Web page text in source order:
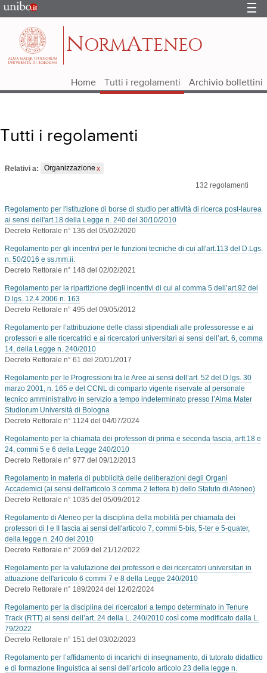
Portale
d'Ateneo
NORMATENEO
Home Tutti i regolamenti Archivio bollettini
Tutti i regolamenti
Relativi a:
Organizzazione
132 regolamenti
Regolamento per l'istituzione di borse di studio per attività di ricerca post-laurea
ai sensi dell'art.18 della Legge n. 240 del 30/10/2010
Decreto Rettorale n° 136 del 05/02/2020
Regolamento per gli incentivi per le funzioni tecniche di cui all'art.113 del D.Lgs.
n. 50/2016 e ss.mm.ii.
Decreto Rettorale n° 148 del 02/02/2021
Regolamento per la ripartizione degli incentivi di cui al comma 5 dell’art.92 del
D.lgs. 12.4.2006 n. 163
Decreto Rettorale n° 495 del 09/05/2012
Regolamento per l’attribuzione delle classi stipendiali alle professoresse e ai
professori e alle ricercatrici e ai ricercatori universitari ai sensi dell’art. 6, comma
14, della Legge n. 240/2010
Decreto Rettorale n° 61 del 20/01/2017
Regolamento per le Progressioni tra le Aree ai sensi dell’art. 52 del D.lgs. 30
marzo 2001, n. 165 e del CCNL di comparto vigente riservate al personale
tecnico amministrativo in servizio a tempo indeterminato presso l’Alma Mater
Studiorum Università di Bologna
Decreto Rettorale n° 1124 del 04/07/2024
Regolamento per la chiamata dei professori di prima e seconda fascia, artt.18 e
24, commi 5 e 6 della Legge 240/2010
Decreto Rettorale n° 977 del 09/12/2013
Regolamento in materia di pubblicità delle deliberazioni degli Organi
Accademici (ai sensi dell'articolo 3 comma 2 lettera b) dello Statuto di Ateneo)
Decreto Rettorale n° 1035 del 05/09/2012
Regolamento di Ateneo per la disciplina della mobilità per chiamata dei
professori di I e II fascia ai sensi dell'articolo 7, commi 5-bis, 5-ter e 5-quater,
della legge n. 240 del 2010
Decreto Rettorale n° 2069 del 21/12/2022
Regolamento per la valutazione dei professori e dei ricercatori universitari in
attuazione dell'articolo 6 commi 7 e 8 della Legge 240/2010
Decreto Rettorale n° 189/2024 del 12/02/2024
Regolamento per la disciplina dei ricercatori a tempo determinato in Tenure
Track (RTT) ai sensi dell’art. 24 della L. 240/2010 così come modificato dalla L.
79/2022
Decreto Rettorale n° 151 del 03/02/2023
Regolamento per l’affidamento di incarichi di insegnamento, di tutorato didattico
e di formazione linguistica ai sensi dell’articolo articolo 23 della legge n.